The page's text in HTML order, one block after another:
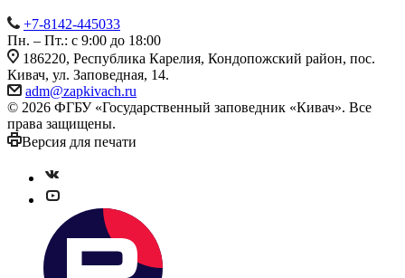
+7-8142-445033
Пн. – Пт.: с 9:00 до 18:00
186220, Республика Карелия, Кондопожский район, пос.
Кивач, ул. Заповедная, 14.
adm@zapkivach.ru
© 2026 ФГБУ «Государственный заповедник «Кивач». Все
права защищены.
Версия для печати